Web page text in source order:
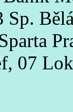
Sp.
07